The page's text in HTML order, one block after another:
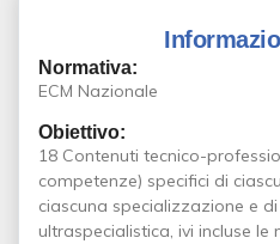
Normativa:
ECM Nazionale
Obiettivo:
18 Contenuti tecnico-
competenze) specifici di
ciascuna specializzazione e
ultraspecialistica, ivi incluse le